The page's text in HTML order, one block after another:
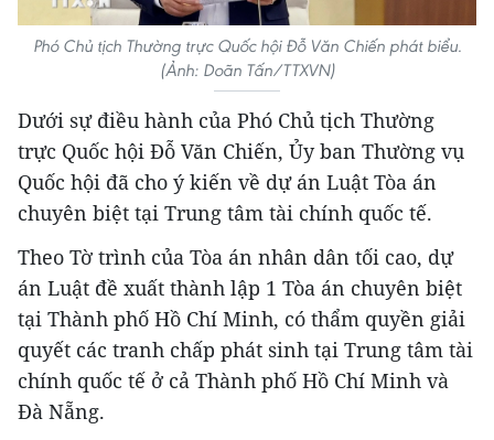
Phó Chủ tịch Thường trực Quốc hội Đỗ Văn Chiến phát biểu.
(Ảnh: Doãn Tấn/TTXVN)
Dưới sự điều hành của Phó Chủ tịch Thường
trực Quốc hội Đỗ Văn Chiến, Ủy ban Thường vụ
Quốc hội đã cho ý kiến về dự án Luật Tòa án
chuyên biệt tại Trung tâm tài chính quốc tế.
Theo Tờ trình của Tòa án nhân dân tối cao, dự
án Luật đề xuất thành lập 1 Tòa án chuyên biệt
tại Thành phố Hồ Chí Minh, có thẩm quyền giải
quyết các tranh chấp phát sinh tại Trung tâm tài
chính quốc tế ở cả Thành phố Hồ Chí Minh và
Đà Nẵng.